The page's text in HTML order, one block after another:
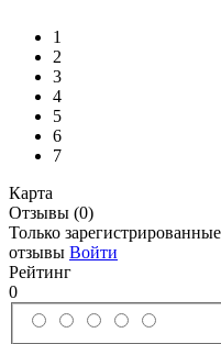
1
2
3
4
5
6
7
Карта
Отзывы (0)
Только
отзывы Войти
Рейтинг
0